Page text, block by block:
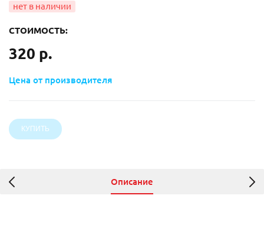
СТОИМОСТЬ:
320 р.
Цена от производителя
Описание